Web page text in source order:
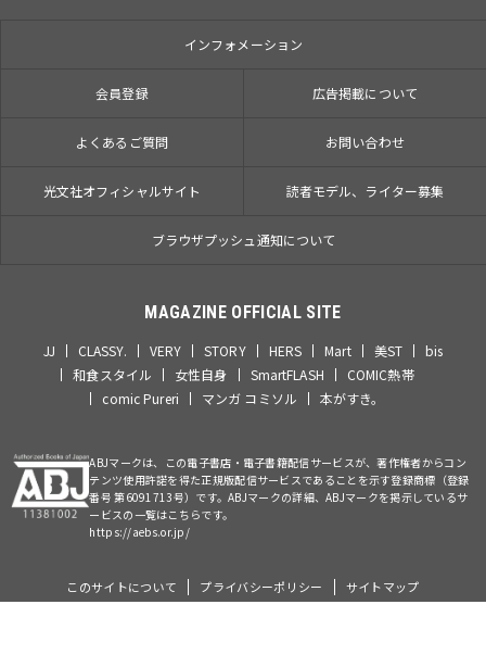
インフォメーション
会員登録 広告掲載について
よくあるご質問 お問い合わせ
光文社オフィシャルサイト 読者モデル、ライター募集
ブラウザプッシュ通知について
MAGAZINE OFFICIAL SITE
JJ CLASSY. VERY STORY HERS Mart 美ST
bis
和食スタイル
女性自身 SmartFLASH
COMIC熱帯
comic Pureri
マンガ コミソル 本がすき。
ABJマークは、この電子書店・電子書籍配信サービスが、著作権者からコン
テンツ使用許諾を得た正規版配信サービスであることを示す登録商標（登録
番号 第6091713号）です。ABJマークの詳細、ABJマークを掲示しているサ
ービスの一覧はこちらです。
https://aebs.or.jp/
このサイトについて プライバシーポリシー サイトマップ